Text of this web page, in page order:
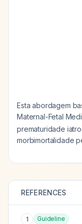
Esta abordagem
Maternal-Fetal
prematuridade
morbimortalidade
REFERENCES
1 Guideline